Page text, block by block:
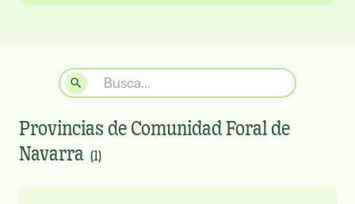
Provincias de Comunidad Foral de
Navarra (1)